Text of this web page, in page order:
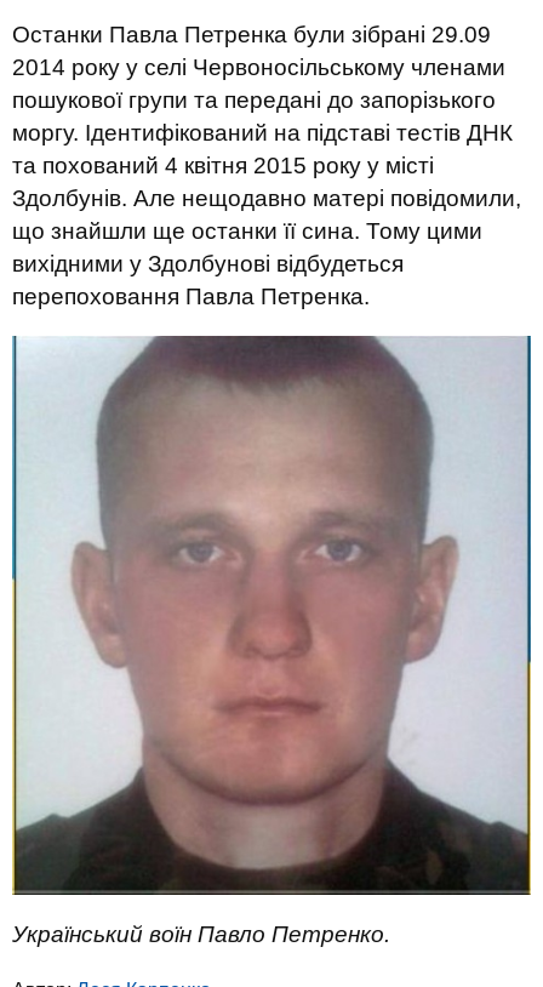
Останки Павла Петренка були зібрані 29.09
2014 року у селі Червоносільському членами
пошукової групи та передані до запорізького
моргу. Ідентифікований на підставі тестів ДНК
та похований 4 квітня 2015 року у місті
Здолбунів. Але нещодавно матері повідомили,
що знайшли ще останки її сина. Тому цими
вихідними у Здолбунові відбудеться
перепоховання Павла Петренка.
Український воїн Павло Петренко.